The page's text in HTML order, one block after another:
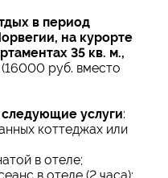
в период
на курорте
35 кв. м.,
(16000 руб. вместо
следующие услуги:
коттеджах или
в отеле;